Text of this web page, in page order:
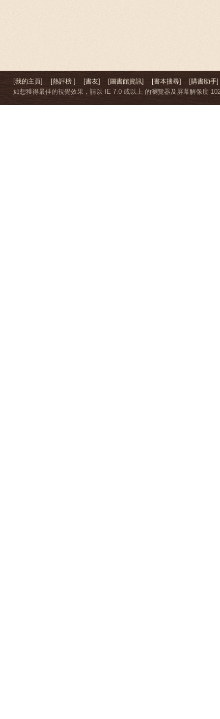
[我的主頁] [熱評榜 ] [書友] [圖書館資訊] [書本搜尋]
[購書助手]
如想獲得最佳的視覺效果，請以 IE 7.0 或以上 的瀏覽器及屏幕解像度